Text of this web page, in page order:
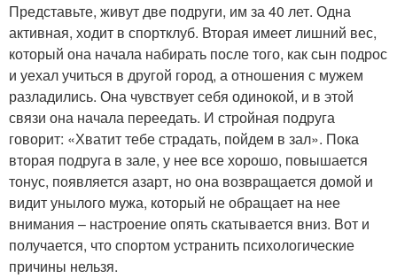
Представьте, живут две подруги, им за 40 лет. Одна
активная, ходит в спортклуб. Вторая имеет лишний вес,
который она начала набирать после того, как сын подрос
и уехал учиться в другой город, а отношения с мужем
разладились. Она чувствует себя одинокой, и в этой
связи она начала переедать. И стройная подруга
говорит: «Хватит тебе страдать, пойдем в зал». Пока
вторая подруга в зале, у нее все хорошо, повышается
тонус, появляется азарт, но она возвращается домой и
видит унылого мужа, который не обращает на нее
внимания – настроение опять скатывается вниз. Вот и
получается, что спортом устранить психологические
причины нельзя.